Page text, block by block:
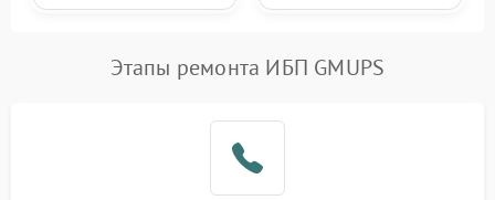
Этапы ремонта ИБП GMUPS